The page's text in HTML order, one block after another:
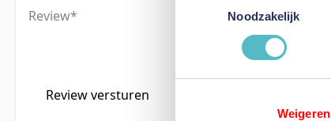
Noodzakelijk
Weigeren
Review
Review versturen